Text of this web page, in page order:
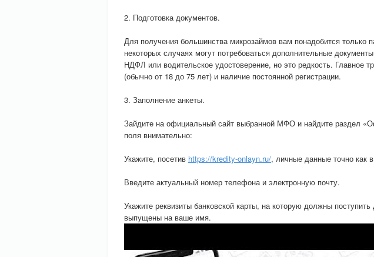
2. Подготовка документов.
Для получения большинства микрозаймов вам понадобится только
некоторых случаях могут потребоваться дополнительные
НДФЛ или водительское удостоверение, но это редкость. Главное
(обычно от 18 до 75 лет) и наличие постоянной регистрации.
3. Заполнение анкеты.
Зайдите на официальный сайт выбранной МФО и найдите раздел
поля внимательно:
Укажите, посетив https://kredity-onlayn.ru/, личные данные точно как
Введите актуальный номер телефона и электронную почту.
Укажите реквизиты банковской карты, на которую должны
выпущены на ваше имя.